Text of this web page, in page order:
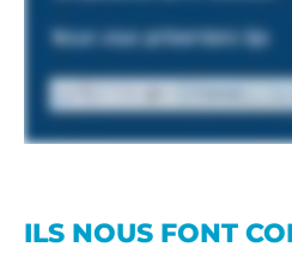
ILS NOUS FONT